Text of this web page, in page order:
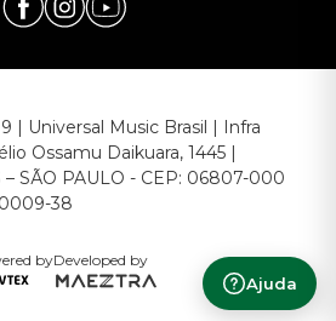
Ajuda
| Universal Music Brasil | Infra
Ossamu Daikuara, 1445 |
– SÃO PAULO - CEP: 06807-000
38
byDeveloped by